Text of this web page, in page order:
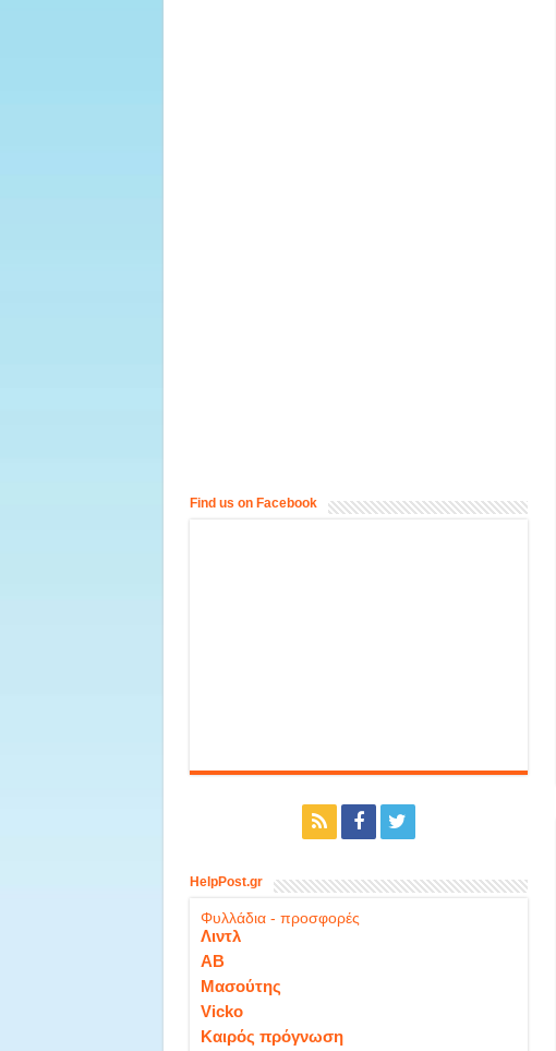
Find us on Facebook
HelpPost.gr
Φυλλάδια - προσφορές
Λιντλ
ΑΒ
Μασούτης
Vicko
Καιρός πρόγνωση